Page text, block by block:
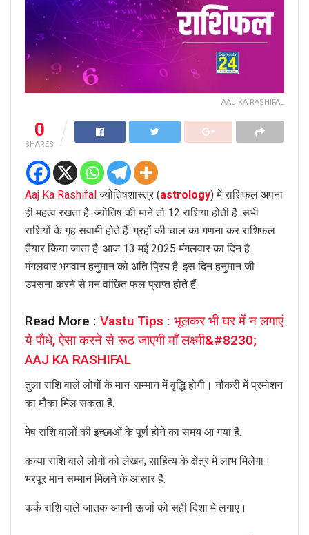
AAJ KA RASHIFAL
0
SHARES
Aaj Ka Rashifal ज्योतिषशास्त्र (astrology) में राशिफल अपना
ही महत्व रखता है. ज्योतिष की मानें तो 12 राशियां होती है. सभी
राशियों के गृह सवामी होते हैं. ग्रहों की चाल का गणना कर राशिफल
तैयार किया जाता है. आज 13 मई 2025 मंगलवार का दिन है.
मंगलवार भगवान हनुमान को अति प्रिय है. इस दिन हनुमान जी
उपसना करने से मन वांछित फल प्राप्त होते हैं.
Read More : Vastu Tips : भूलकर भी घर में न लगाएं
ये पौधे, ऐसा करने से रूठ जाएगी माँ लक्ष्मी&#8230;
AAJ KA RASHIFAL
तुला राशि वाले लोगों के मान-सम्मान में वृद्धि होगी। नौकरी में प्रमोशन
का मौका मिल सकता है.
मेष राशि वालों की इच्छाओं के पूर्ण होने का समय आ गया है.
कन्या राशि वाले लोगों को लेखन, साहित्य के क्षेत्र में लाभ मिलेगा।
भरपूर मान सम्मान मिलने के आसार हैं.
कर्क राशि वाले जातक अपनी ऊर्जा को सही दिशा में लगाएं।